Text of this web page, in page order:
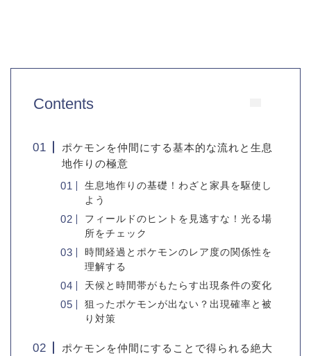
Contents
ポケモンを仲間にする基本的な流れと生息
地作りの極意
生息地作りの基礎！わざと家具を駆使し
よう
フィールドのヒントを見逃すな！光る場
所をチェック
時間経過とポケモンのレア度の関係性を
理解する
天候と時間帯がもたらす出現条件の変化
狙ったポケモンが出ない？出現確率と被
り対策
ポケモンを仲間にすることで得られる絶大